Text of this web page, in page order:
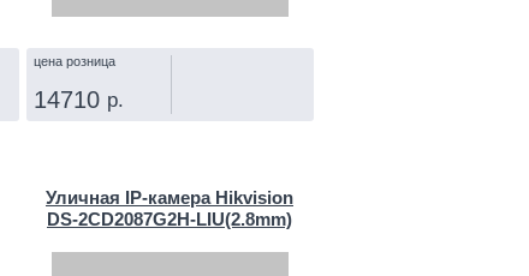
цена розница
14710 р.
Уличная IP‑камера Hikvision
DS-2CD2087G2H-LIU(2.8mm)